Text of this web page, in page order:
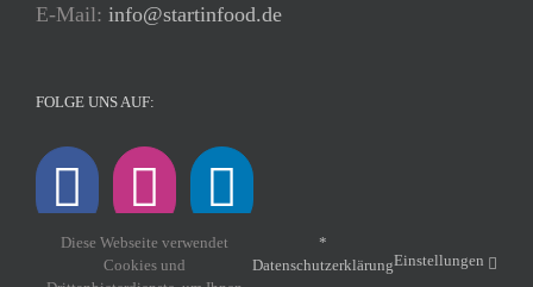
E-Mail: info@startinfood.de
FOLGE UNS AUF:
Diese Webseite verwendet
Cookies und
*
DatenschutzerklärungEinstellungen